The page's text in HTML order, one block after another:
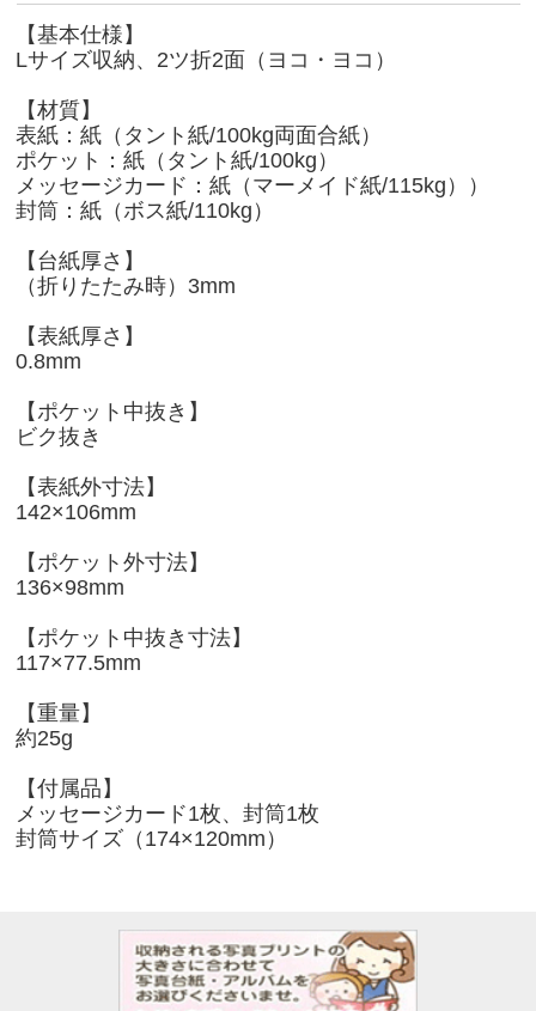
【基本仕様】
Lサイズ収納、2ツ折2面（ヨコ・ヨコ）
【材質】
表紙：紙（タント紙/100kg両面合紙）
ポケット：紙（タント紙/100kg）
メッセージカード：紙（マーメイド紙/115kg））
封筒：紙（ボス紙/110kg）
【台紙厚さ】
（折りたたみ時）3mm
【表紙厚さ】
0.8mm
【ポケット中抜き】
ビク抜き
【表紙外寸法】
142×106mm
【ポケット外寸法】
136×98mm
【ポケット中抜き寸法】
117×77.5mm
【重量】
約25g
【付属品】
メッセージカード1枚、封筒1枚
封筒サイズ（174×120mm）